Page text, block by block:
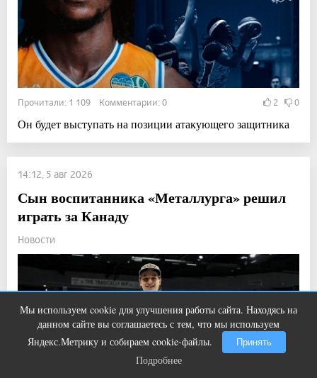
Прочитали: 1 109 Комментарии: 0 2 0
Он будет выступать на позиции атакующего защитника
14:12, 5 авг 2026
Сын воспитанника «Металлурга» решил
играть за Канаду
Новости
Мы используем cookie для улучшения работы сайта. Находясь на
данном сайте вы соглашаетесь с тем, что мы используем
Яндекс.Метрику и собираем cookie-файлы.
Принять
Подробнее
Ролик длится пару секунд, но вы
будете в шоке от увиденного
Подробнее